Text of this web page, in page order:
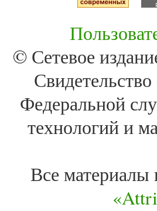
© Сетевое
Федеральной
технологий и
Все материалы